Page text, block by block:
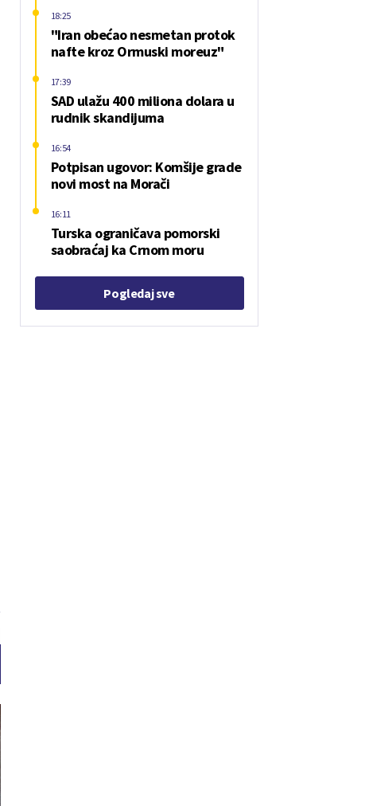
"Iran obećao nesmetan protok
nafte kroz Ormuski moreuz"
18:25
SAD ulažu 400 miliona dolara u
rudnik skandijuma
17:39
Potpisan ugovor: Komšije grade
novi most na Morači
16:54
Turska ograničava pomorski
saobraćaj ka Crnom moru
16:11
Pogledaj sve